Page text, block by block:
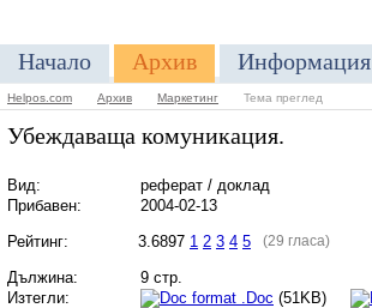
Начало Архив Информация
Helpos.com Архив Маркетинг Тема преглед
Убеждаваща комуникация.
Вид:
реферат / доклад
Прибавен:
2004-02-13
Рейтинг:
3.6897 1 2 3 4 5 (29 гласа)
Дължина:
9 стр.
Изтегли:
.Doc (51KB)